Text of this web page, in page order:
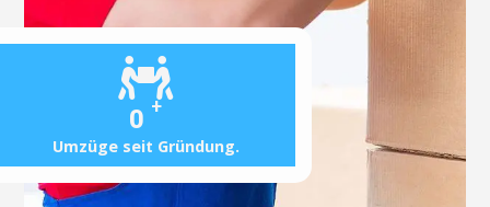
0 +
Umzüge seit Gründung.